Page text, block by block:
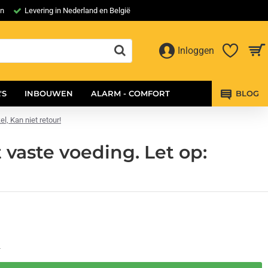
Levering in Nederland en België
Inloggen
INBOUWEN ALARM - COMFORT BLOG
Kan niet retour!
voeding. Let op: